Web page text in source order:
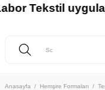
Anasayfa Hemşire Formaları
Tekstil